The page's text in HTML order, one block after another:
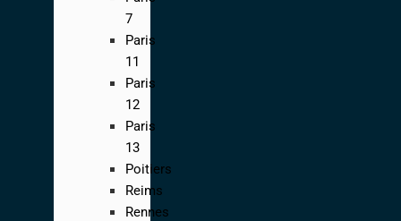
7
Paris
11
Paris
12
Paris
13
Poitiers
Reims
Rennes